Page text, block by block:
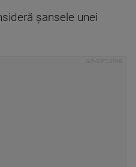
şansele unei